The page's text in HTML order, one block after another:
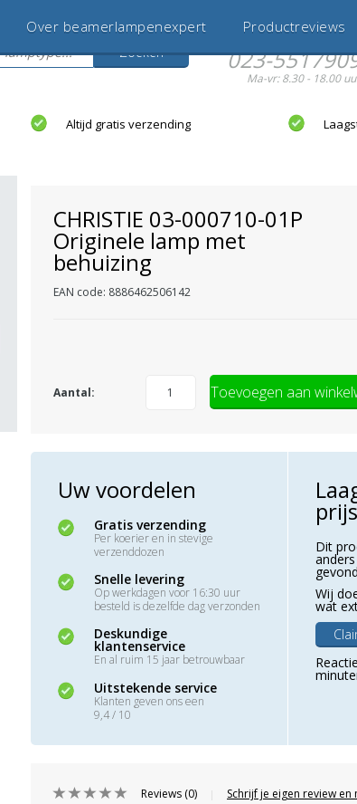
Zoeken
Hulp nodig?
023-
Ma-vr: 8.30 - 18.00
Over beamerlampenexpert Productreviews
Altijd gratis verzending
CHRISTIE 03-000710-01P
Originele lamp met
behuizing
EAN code: 8886462506142
Aantal: Toevoegen aan
Uw voordelen
Gratis verzending
Per koerier en in stevige
verzenddozen
Snelle levering
Op werkdagen voor 16:30 uur
besteld is dezelfde dag verzonden
Deskundige
klantenservice
En al ruim 15 jaar betrouwbaar
Uitstekende service
Klanten geven ons een
9,4 / 10
Dit
Wij
wat
Reviews (0) Schrijf je eigen review